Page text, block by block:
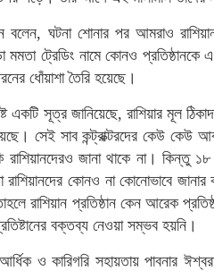
বলেন, ঘটনা শোনার পর আমরাও
মমতা ট্রেডিং নামে কোনও
ধোঁয়াশা তৈরি হয়েছে।
একটি সূত্র জানিয়েছে, রাশিয়ার মূল
সেই সাব কন্ট্রাক্টরদের কেউ কেউ
রাশিয়ানদেরও জানা থাকে না। কিন্তু
কোনও না কোনোভাবে
রাশিয়ান প্রতিষ্ঠান কেন আরেক
প্রতিষ্টানের বক্তব্য নেওয়া সম্ভব হয়নি।
ও কারিগরি সহায়তায় পাবনার